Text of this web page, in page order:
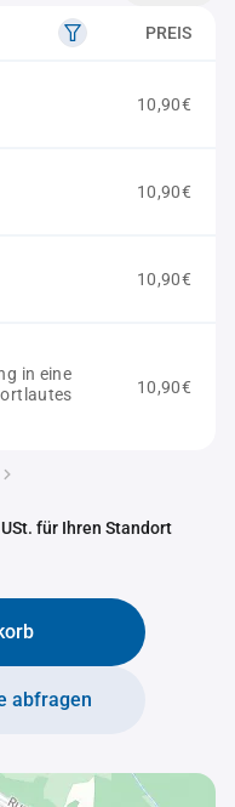
PREIS
10,90€
10,90€
10,90€
in eine
10,90€
für Ihren Standort
abfragen